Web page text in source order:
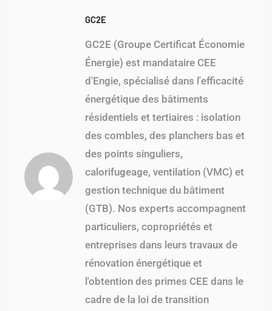
GC2E
GC2E (Groupe Certificat Économie
Énergie) est mandataire CEE
d'Engie, spécialisé dans l'efficacité
énergétique des bâtiments
résidentiels et tertiaires : isolation
des combles, des planchers bas et
des points singuliers,
calorifugeage, ventilation (VMC) et
gestion technique du bâtiment
(GTB). Nos experts accompagnent
particuliers, copropriétés et
entreprises dans leurs travaux de
rénovation énergétique et
l'obtention des primes CEE dans le
cadre de la loi de transition